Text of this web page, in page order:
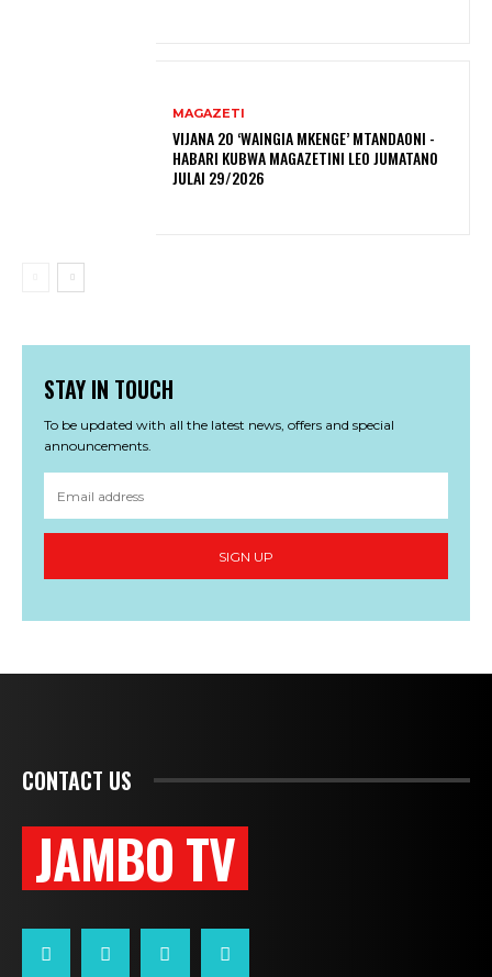
MAGAZETI
VIJANA 20 ‘WAINGIA MKENGE’ MTANDAONI -
HABARI KUBWA MAGAZETINI LEO JUMATANO
JULAI 29/2026
STAY IN TOUCH
To be updated with all the latest news, offers and special
announcements.
SIGN UP
CONTACT US
JAMBO TV